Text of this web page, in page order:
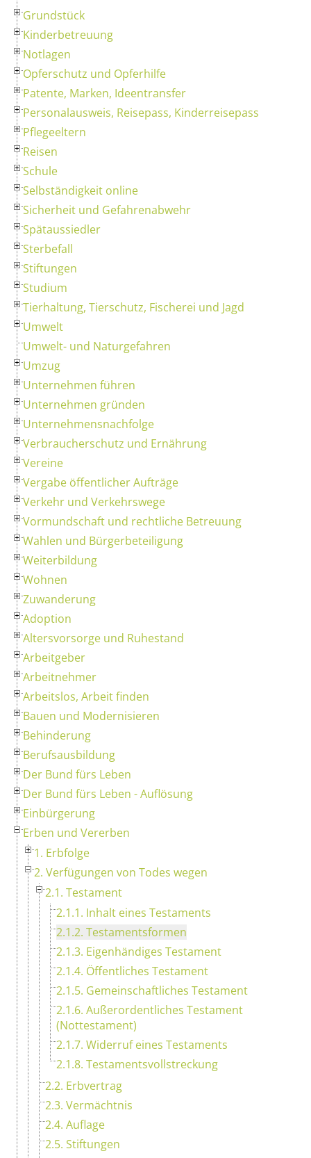
Grundstück
Kinderbetreuung
Notlagen
Opferschutz und Opferhilfe
Patente, Marken, Ideentransfer
Personalausweis, Reisepass, Kinderreisepass
Pflegeeltern
Reisen
Schule
Selbständigkeit online
Sicherheit und Gefahrenabwehr
Spätaussiedler
Sterbefall
Stiftungen
Studium
Tierhaltung, Tierschutz, Fischerei und Jagd
Umwelt
Umwelt- und Naturgefahren
Umzug
Unternehmen führen
Unternehmen gründen
Unternehmensnachfolge
Verbraucherschutz und Ernährung
Vereine
Vergabe öffentlicher Aufträge
Verkehr und Verkehrswege
Vormundschaft und rechtliche Betreuung
Wahlen und Bürgerbeteiligung
Weiterbildung
Wohnen
Zuwanderung
Adoption
Altersvorsorge und Ruhestand
Arbeitgeber
Arbeitnehmer
Arbeitslos, Arbeit finden
Bauen und Modernisieren
Behinderung
Berufsausbildung
Der Bund fürs Leben
Der Bund fürs Leben - Auflösung
Einbürgerung
Erben und Vererben
1. Erbfolge
2. Verfügungen von Todes wegen
2.1. Testament
2.1.1. Inhalt eines Testaments
2.1.2. Testamentsformen
2.1.3. Eigenhändiges Testament
2.1.4. Öffentliches Testament
2.1.5. Gemeinschaftliches Testament
2.1.6. Außerordentliches Testament
(Nottestament)
2.1.7. Widerruf eines Testaments
2.1.8. Testamentsvollstreckung
2.2. Erbvertrag
2.3. Vermächtnis
2.4. Auflage
2.5. Stiftungen